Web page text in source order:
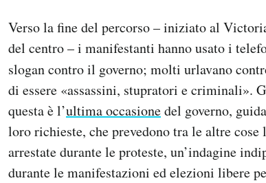
Verso la fine del percorso – iniziato al
del centro – i manifestanti hanno usato i
slogan contro il governo; molti urlavano
di essere «assassini, stupratori e criminali».
questa è l’ultima occasionedel governo,
loro richieste, che prevedono tra le altre
arrestate durante le proteste, un’indagine
durante le manifestazioni ed elezioni libere